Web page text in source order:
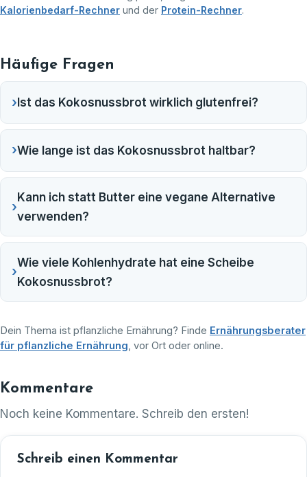
Kalorienbedarf-Rechner und der Protein-Rechner.
Häufige Fragen
› Ist das Kokosnussbrot wirklich glutenfrei?
›Wie lange ist das Kokosnussbrot haltbar?
›
Kann ich statt Butter eine vegane Alternative
verwenden?
›
Wie viele Kohlenhydrate hat eine Scheibe
Kokosnussbrot?
Dein Thema ist pflanzliche Ernährung? Finde Ernährungsberater
für pflanzliche Ernährung, vor Ort oder online.
Kommentare
Noch keine Kommentare. Schreib den ersten!
Schreib einen Kommentar